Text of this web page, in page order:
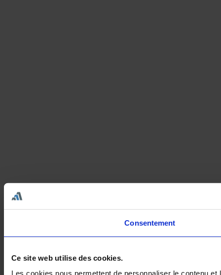
Consentement
Ce site web utilise des cookies.
Les cookies nous permettent de personnaliser le contenu